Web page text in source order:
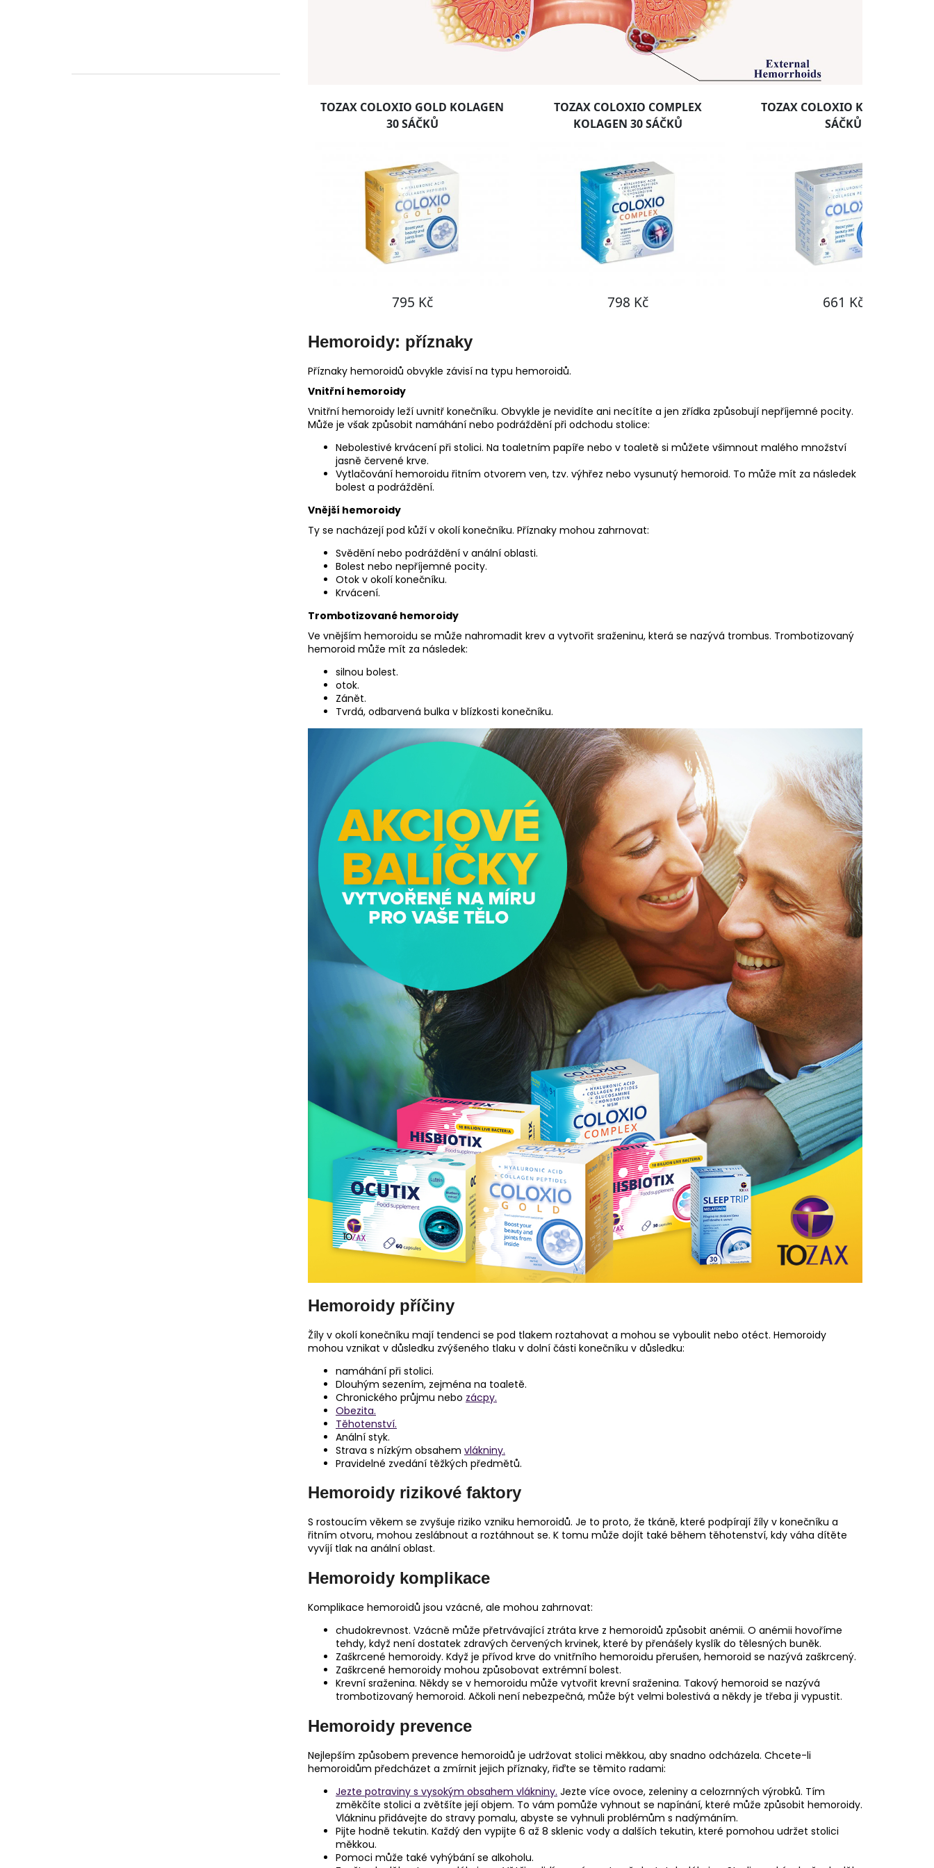
Hemoroidy: příznaky
Příznaky hemoroidů obvykle závisí na typu hemoroidů.
Vnitřní hemoroidy
Vnitřní hemoroidy leží uvnitř konečníku. Obvykle je nevidíte ani necítíte a jen zřídka způsobují nepříjemné pocity.
Může je však způsobit namáhání nebo podráždění při odchodu stolice:
Nebolestivé krvácení při stolici. Na toaletním papíře nebo v toaletě si můžete všimnout malého množství
jasně červené krve.
Vytlačování hemoroidu řitním otvorem ven, tzv. výhřez nebo vysunutý hemoroid. To může mít za následek
bolest a podráždění.
Vnější hemoroidy
Ty se nacházejí pod kůží v okolí konečníku. Příznaky mohou zahrnovat:
Svědění nebo podráždění v anální oblasti.
Bolest nebo nepříjemné pocity.
Otok v okolí konečníku.
Krvácení.
Trombotizované hemoroidy
Ve vnějším hemoroidu se může nahromadit krev a vytvořit sraženinu, která se nazývá trombus. Trombotizovaný
hemoroid může mít za následek:
silnou bolest.
otok.
Zánět.
Tvrdá, odbarvená bulka v blízkosti konečníku.
Hemoroidy příčiny
Žíly v okolí konečníku mají tendenci se pod tlakem roztahovat a mohou se vyboulit nebo otéct. Hemoroidy
mohou vznikat v důsledku zvýšeného tlaku v dolní části konečníku v důsledku:
namáhání při stolici.
Dlouhým sezením, zejména na toaletě.
Chronického průjmu nebo zácpy.
Obezita.
Těhotenství.
Anální styk.
Strava s nízkým obsahem vlákniny.
Pravidelné zvedání těžkých předmětů.
Hemoroidy rizikové faktory
S rostoucím věkem se zvyšuje riziko vzniku hemoroidů. Je to proto, že tkáně, které podpírají žíly v konečníku a
řitním otvoru, mohou zeslábnout a roztáhnout se. K tomu může dojít také během těhotenství, kdy váha dítěte
vyvíjí tlak na anální oblast.
Hemoroidy komplikace
Komplikace hemoroidů jsou vzácné, ale mohou zahrnovat:
chudokrevnost. Vzácně může přetrvávající ztráta krve z hemoroidů způsobit anémii. O anémii hovoříme
tehdy, když není dostatek zdravých červených krvinek, které by přenášely kyslík do tělesných buněk.
Zaškrcené hemoroidy. Když je přívod krve do vnitřního hemoroidu přerušen, hemoroid se nazývá zaškrcený.
Zaškrcené hemoroidy mohou způsobovat extrémní bolest.
Krevní sraženina. Někdy se v hemoroidu může vytvořit krevní sraženina. Takový hemoroid se nazývá
trombotizovaný hemoroid. Ačkoli není nebezpečná, může být velmi bolestivá a někdy je třeba ji vypustit.
Hemoroidy prevence
Nejlepším způsobem prevence hemoroidů je udržovat stolici měkkou, aby snadno odcházela. Chcete-li
hemoroidům předcházet a zmírnit jejich příznaky, řiďte se těmito radami:
Jezte potraviny s vysokým obsahem vlákniny. Jezte více ovoce, zeleniny a celozrnných výrobků. Tím
změkčíte stolici a zvětšíte její objem. To vám pomůže vyhnout se napínání, které může způsobit hemoroidy.
Vlákninu přidávejte do stravy pomalu, abyste se vyhnuli problémům s nadýmáním.
Pijte hodně tekutin. Každý den vypijte 6 až 8 sklenic vody a dalších tekutin, které pomohou udržet stolici
měkkou.
Pomoci může také vyhýbání se alkoholu.